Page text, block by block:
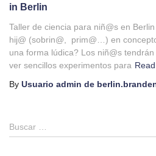
in Berlin
Taller de ciencia para niñ@s en
hij@ (sobrin@, prim@…) en
una forma lúdica? Los niñ@s
ver sencillos experimentos para
By Usuario admin de
Buscar …